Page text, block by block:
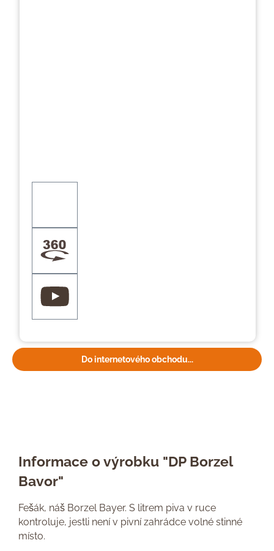
Do internetového obchodu...
Informace o výrobku "DP Borzel
Bavor"
Fešák, náš Borzel Bayer. S litrem piva v ruce
kontroluje, jestli není v pivní zahrádce volné stinné
místo.